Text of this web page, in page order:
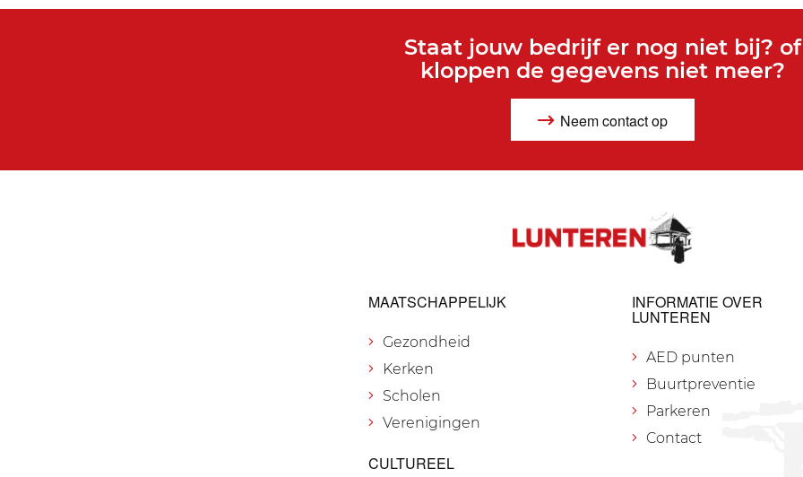
Staat jouw bedrijf er nog niet bij? of
kloppen de gegevens niet meer?
Neem contact op
MAATSCHAPPELIJK
Gezondheid
Kerken
Scholen
Verenigingen
CULTUREEL
INFORMATIE OVER
LUNTEREN
AED punten
Buurtpreventie
Parkeren
Contact